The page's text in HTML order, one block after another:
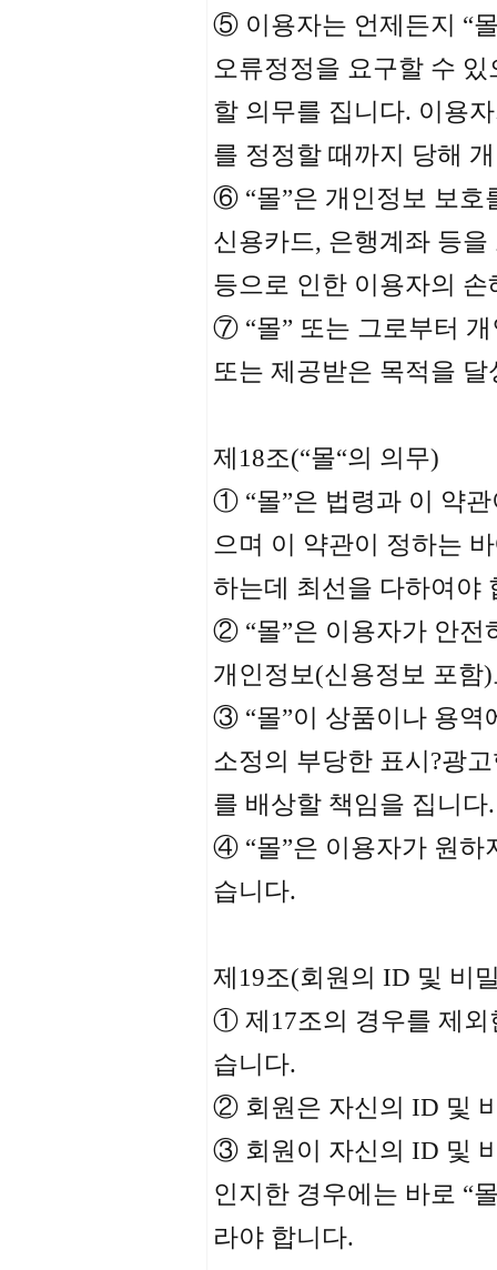
⑤ 이용자는 언제든지 “
오류정정을 요구할 수
할 의무를 집니다. 이용
를 정정할 때까지 당해
⑥ “몰”은 개인정보 보호
신용카드, 은행계좌 등
등으로 인한 이용자의
⑦ “몰” 또는 그로부터
또는 제공받은 목적을
제18조(“몰“의 의무)
① “몰”은 법령과 이 약
으며 이 약관이 정하는
하는데 최선을 다하여야
② “몰”은 이용자가 안전
개인정보(신용정보 포함
③ “몰”이 상품이나 용역
소정의 부당한 표시?광
를 배상할 책임을 집니다.
④ “몰”은 이용자가 원하
습니다.
제19조(회원의 ID 및 비
① 제17조의 경우를 제외
습니다.
② 회원은 자신의 ID 및
③ 회원이 자신의 ID 및
인지한 경우에는 바로 “
라야 합니다.